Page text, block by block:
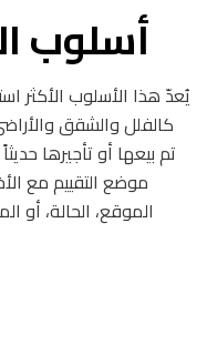
أسلوب
يُعدّ هذا الأسلوب الأكثر
كالفلل والشقق
تم بيعها أو تأجيرها
موضع التقييم مع
الموقع، الحالة، أو